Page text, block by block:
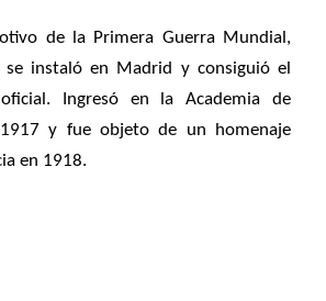
de la Primera Guerra Mundial,
se instaló en Madrid y consiguió el
Ingresó en la Academia de
y fue objeto de un homenaje
en 1918.